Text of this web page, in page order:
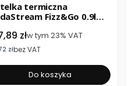
termiczna
Fizz&Go 0.9l
brutto
złw tym 23% VAT
netto
złbez VAT
Do koszyka